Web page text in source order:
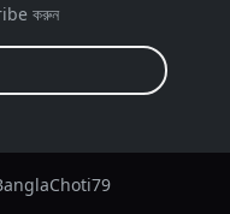
করুন